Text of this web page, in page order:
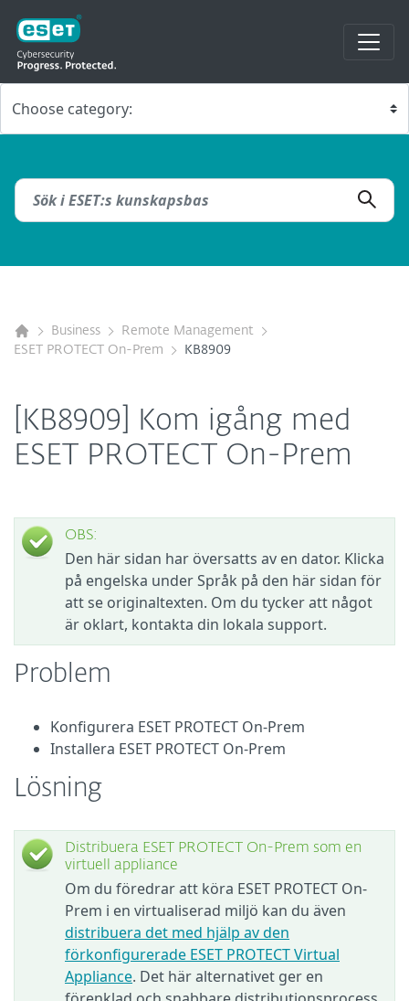
Business
Remote Management
ESET PROTECT On-Prem
KB8909
[KB8909] Kom igång med
ESET PROTECT On-Prem
OBS:
Den här sidan har översatts av en dator. Klicka
på engelska under Språk på den här sidan för
att se originaltexten. Om du tycker att något
är oklart, kontakta din lokala support.
Problem
Konfigurera ESET PROTECT On-Prem
Installera ESET PROTECT On-Prem
Lösning
Distribuera ESET PROTECT On-Prem som en
virtuell appliance
Om du föredrar att köra ESET PROTECT On-
Prem i en virtualiserad miljö kan du även
distribuera det med hjälp av den
förkonfigurerade ESET PROTECT Virtual
Appliance. Det här alternativet ger en